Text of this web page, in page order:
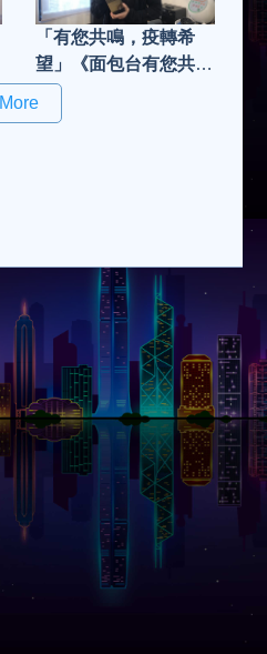
給Kiko....
「有您共鳴，疫轉希
望」《面包台有您共鳴
奬2020》「共鳴樂壇
新人」應智越
More